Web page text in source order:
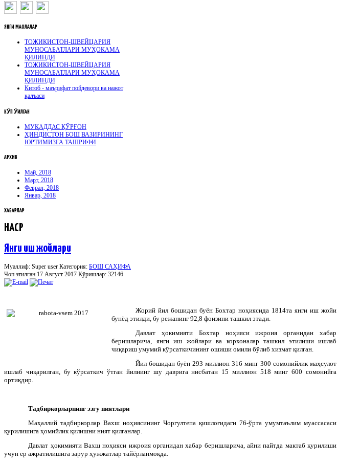
ЯНГИ МАҚОЛАЛАР
ТОЖИКИСТОН-ШВЕЙЦАРИЯ
МУНОСАБАТЛАРИ МУҲОКАМА
ҚИЛИНДИ
ТОЖИКИСТОН-ШВЕЙЦАРИЯ
МУНОСАБАТЛАРИ МУҲОКАМА
ҚИЛИНДИ
Китоб - маърифат пойдевори ва нажот
қалъаси
КӮП ӮҚИЛГАН
МУҚАДДАС ҚЎРҒОН
ҲИНДИСТОН БОШ ВАЗИРИНИНГ
ЮРТИМИЗГА ТАШРИФИ
АРХИВ
Май, 2018
Март, 2018
Феврал, 2018
Январ, 2018
ХАБАРЛАР
НАСР
Янги иш жойлари
Муаллиф: Super user Категория: БОШ САҲИФА
Чоп этилган 17 Август 2017 Кӯришлар: 32146
Жорий йил бошидан буён Бохтар ноҳиясида 1814та янги иш жойи
бунёд этилди, бу режанинг 92,8 фоизини ташкил этади.
Давлат ҳокимияти Бохтар ноҳияси ижроия органидан хабар
беришларича, янги иш жойлари ва корхоналар ташкил этилиши ишлаб
чиқариш умумий кўрсаткичининг ошиши омили бўлиб хизмат қилган.
Йил бошидан буён 293 миллион 316 минг 300 сомонийлик маҳсулот
ишлаб чиқарилган, бу кўрсаткич ўтган йилнинг шу даврига нисбатан 15 миллион 518 минг 600 сомонийга
ортиқдир.
Тадбиркорларнинг эзгу ниятлари
Маҳаллий тадбиркорлар Вахш ноҳиясининг Чоргултепа қишлоғидаги 76-ўрта умумтаълим муассасаси
қурилишига ҳомийлик қилишни ният қилганлар.
Давлат ҳокимияти Вахш ноҳияси ижроия органидан хабар беришларича, айни пайтда мактаб қурилиши
учун ер ажратилишига зарур ҳужжатлар тайёрланмоқда.